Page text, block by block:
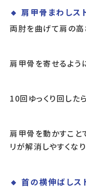
🔸 肩甲骨まわしス
両肘を曲げて肩の高
肩甲骨を寄せるよう
10回ゆっくり回した
肩甲骨を動かすこと
リが解消しやすくなり
🔸 首の横伸ばしス